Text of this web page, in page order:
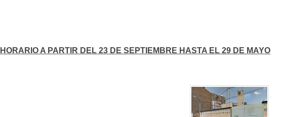
HORARIO A PARTIR DEL 23 DE SEPTIEMBRE HASTA EL 29 DE MAYO